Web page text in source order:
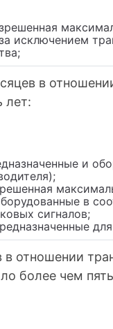
исключением
в
лет:
и
в
сигналов;
отношении
более чем